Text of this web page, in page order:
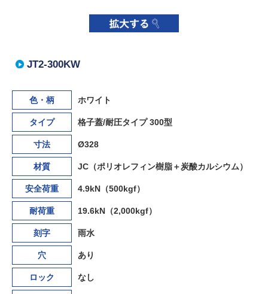
JT2-300KW
色・柄 ホワイト
タイプ 格子蓋/耐圧タイプ 300型
寸法 Ø328
材質 JC（ポリオレフィン樹脂＋炭酸カルシウム）
安全荷重 4.9kN（500kgf）
耐荷重 19.6kN（2,000kgf）
刻字 雨水
穴 あり
ロック なし